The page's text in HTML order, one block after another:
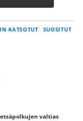
KATSOTUT SUOSITUT
valtias